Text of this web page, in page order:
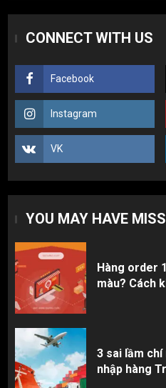
màu? Cách
2
3 sai lầm
nhập hàng
Top 10
rẻ giật mình
CONNECT WITH US
Facebook
Instagram
VK
YOU MAY HAVE
Hàng order
màu? Cách
3 sai lầm
nhập hàng